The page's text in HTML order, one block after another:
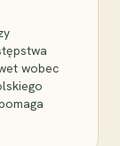
wobec